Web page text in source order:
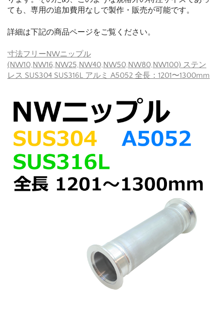
ても、専用の追加費用なしで製作・販売が可能です。
詳細は下記の商品ページをご覧ください。
寸法フリーNWニップル
(NW10,NW16,NW25,NW40,NW50,NW80,NW100) ステン
レス SUS304 SUS316L アルミ A5052 全長：1201〜1300mm